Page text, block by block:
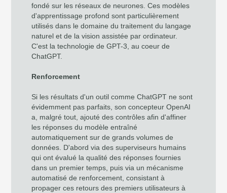
fondé sur les réseaux de neurones. Ces modèles
d'apprentissage profond sont particulièrement
utilisés dans le domaine du traitement du langage
naturel et de la vision assistée par ordinateur.
C'est la technologie de GPT-3, au coeur de
ChatGPT.
Renforcement
Si les résultats d'un outil comme ChatGPT ne sont
évidemment pas parfaits, son concepteur OpenAI
a, malgré tout, ajouté des contrôles afin d'affiner
les réponses du modèle entraîné
automatiquement sur de grands volumes de
données. D'abord via des superviseurs humains
qui ont évalué la qualité des réponses fournies
dans un premier temps, puis via un mécanisme
automatisé de renforcement, consistant à
propager ces retours des premiers utilisateurs à